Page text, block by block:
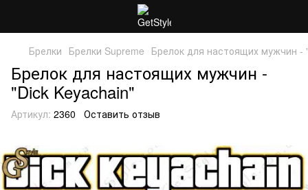
Брелки Брелки Supreme Брелок для настоящих мужчин -
Брелок для настоящих мужчин -
"Dick Keyachain"
Артикул: 2360 Оставить отзыв